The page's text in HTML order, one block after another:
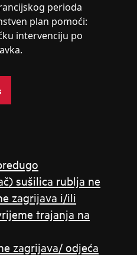
perioda
plan pomoći:
intervenciju po
sušilica rublja ne
zagrijava i/ili
trajanja na
zagrijava/ odjeća